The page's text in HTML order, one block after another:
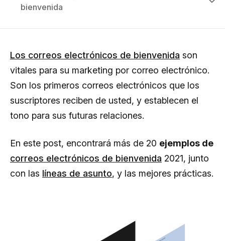
bienvenida
Los correos electrónicos de bienvenida son
vitales para su marketing por correo electrónico.
Son los primeros correos electrónicos que los
suscriptores reciben de usted, y establecen el
tono para sus futuras relaciones.
En este post, encontrará más de 20 ejemplos de
correos electrónicos de bienvenida 2021, junto
con las líneas de asunto, y las mejores prácticas.